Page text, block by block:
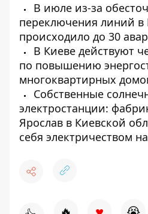
В июле из-за
переключения линий в
происходило до 30
В Киеве действуют
по повышению
многоквартирных
Собственные
электростанции:
Ярослав в Киевской
себя электричеством